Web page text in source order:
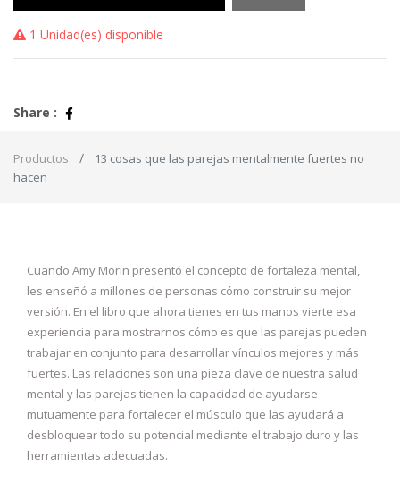
1 Unidad(es) disponible
Share :
Productos
13 cosas que las parejas mentalmente fuertes no
hacen
Cuando Amy Morin presentó el concepto de fortaleza mental,
les enseñó a millones de personas cómo construir su mejor
versión. En el libro que ahora tienes en tus manos vierte esa
experiencia para mostrarnos cómo es que las parejas pueden
trabajar en conjunto para desarrollar vínculos mejores y más
fuertes. Las relaciones son una pieza clave de nuestra salud
mental y las parejas tienen la capacidad de ayudarse
mutuamente para fortalecer el músculo que las ayudará a
desbloquear todo su potencial mediante el trabajo duro y las
herramientas adecuadas.